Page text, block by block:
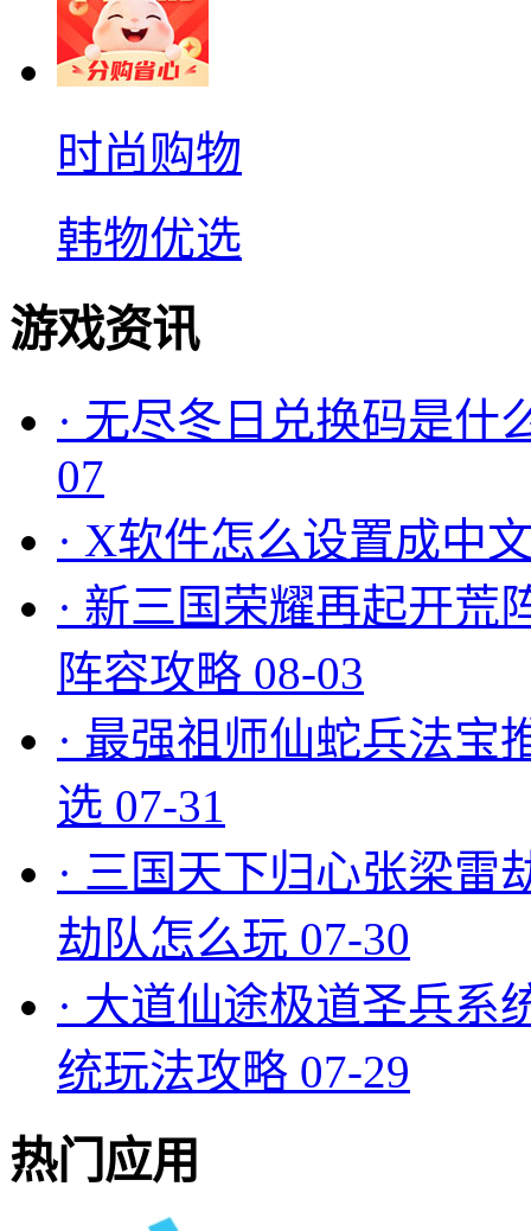
时尚购物
韩物优选
游戏资讯
· 无尽冬日兑换码是什
07
· X软件怎么设置成中
· 新三国荣耀再起开荒
阵容攻略 08-03
· 最强祖师仙蛇兵法宝
选 07-31
· 三国天下归心张梁雷
劫队怎么玩 07-30
· 大道仙途极道圣兵系
统玩法攻略 07-29
热门应用